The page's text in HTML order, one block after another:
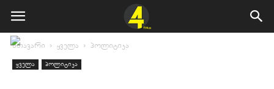
მთავარი ყველა პოლიტიკა
ყველა პოლიტიკა